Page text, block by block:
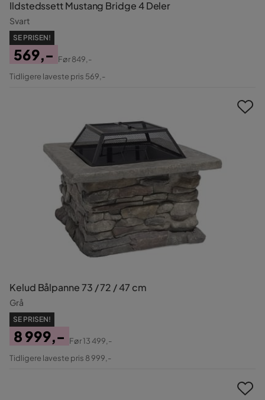
Ildstedssett Mustang Bridge 4 Deler
Svart
SE PRISEN!
Pris
569,-
Original
Før849,-
Tidligere laveste pris 569,-
Kelud Bålpanne 73 / 72 / 47 cm
Grå
SE PRISEN!
Pris
8 999,-
Original
Før13 499,-
Tidligere laveste pris 8 999,-